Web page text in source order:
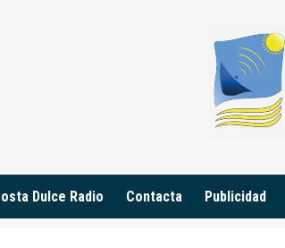
Dulce Radio Contacta Publicidad